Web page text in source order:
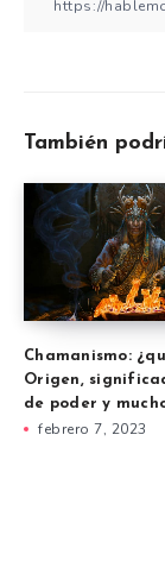
También
Chamanismo:
Origen,
de poder y
febrero 7, 2023